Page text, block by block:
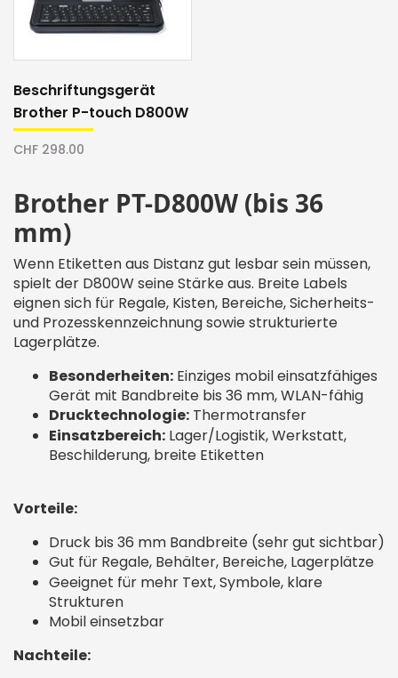
Beschriftungsgerät
Brother P-touch D800W
CHF 298.00
Brother PT-D800W (bis 36
mm)
Wenn Etiketten aus Distanz gut lesbar sein müssen,
spielt der D800W seine Stärke aus. Breite Labels
eignen sich für Regale, Kisten, Bereiche, Sicherheits-
und Prozesskennzeichnung sowie strukturierte
Lagerplätze.
Besonderheiten: Einziges mobil einsatzfähiges
Gerät mit Bandbreite bis 36 mm, WLAN-fähig
Drucktechnologie: Thermotransfer
Einsatzbereich: Lager/Logistik, Werkstatt,
Beschilderung, breite Etiketten
Vorteile:
Druck bis 36 mm Bandbreite (sehr gut sichtbar)
Gut für Regale, Behälter, Bereiche, Lagerplätze
Geeignet für mehr Text, Symbole, klare
Strukturen
Mobil einsetzbar
Nachteile: